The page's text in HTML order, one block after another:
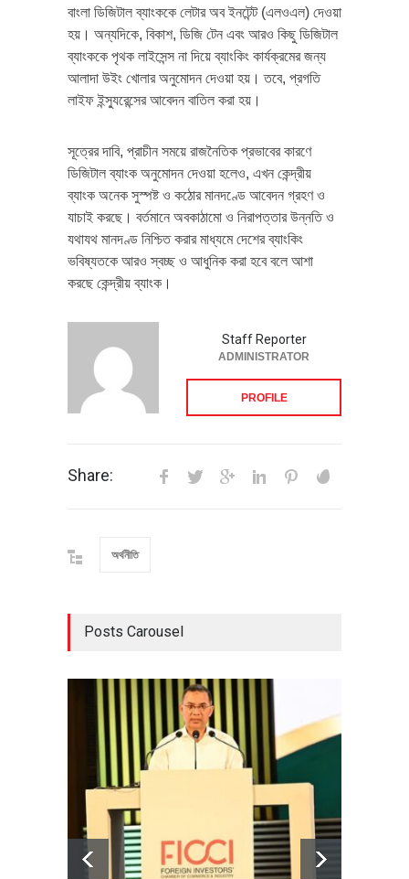
বাংলা ডিজিটাল ব্যাংককে লেটার অব ইনটেন্ট (এলওএল) দেওয়া
হয়। অন্যদিকে, বিকাশ, ডিজি টেন এবং আরও কিছু ডিজিটাল
ব্যাংককে পৃথক লাইসেন্স না দিয়ে ব্যাংকিং কার্যক্রমের জন্য
আলাদা উইং খোলার অনুমোদন দেওয়া হয়। তবে, প্রগতি
লাইফ ইন্স্যুরেন্সের আবেদন বাতিল করা হয়।
সূত্রের দাবি, প্রাচীন সময়ে রাজনৈতিক প্রভাবের কারণে
ডিজিটাল ব্যাংক অনুমোদন দেওয়া হলেও, এখন কেন্দ্রীয়
ব্যাংক অনেক সুস্পষ্ট ও কঠোর মানদণ্ডে আবেদন গ্রহণ ও
যাচাই করছে। বর্তমানে অবকাঠামো ও নিরাপত্তার উন্নতি ও
যথাযথ মানদণ্ড নিশ্চিত করার মাধ্যমে দেশের ব্যাংকিং
ভবিষ্যতকে আরও স্বচ্ছ ও আধুনিক করা হবে বলে আশা
করছে কেন্দ্রীয় ব্যাংক।
Staff Reporter
ADMINISTRATOR
PROFILE
Share:
অর্থনীতি
Posts Carousel